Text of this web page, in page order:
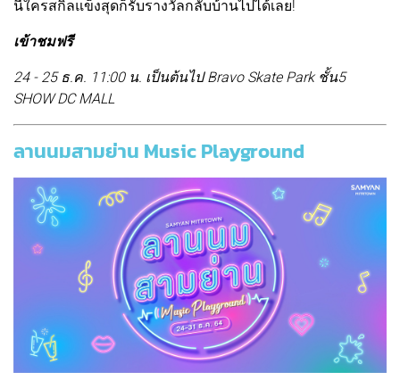
นี้ใครสกิลแข็งสุดก็รับรางวัลกลับบ้านไปได้เลย!
เข้าชมฟรี
24 - 25 ธ.ค. 11:00 น. เป็นต้นไป Bravo Skate Park ชั้น5
SHOW DC MALL
ลานนมสามย่าน Music Playground